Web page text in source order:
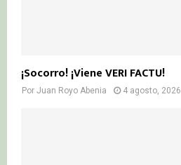
¡Socorro! ¡Viene VERI FACTU!
Por Juan Royo Abenia 4 agosto, 2026